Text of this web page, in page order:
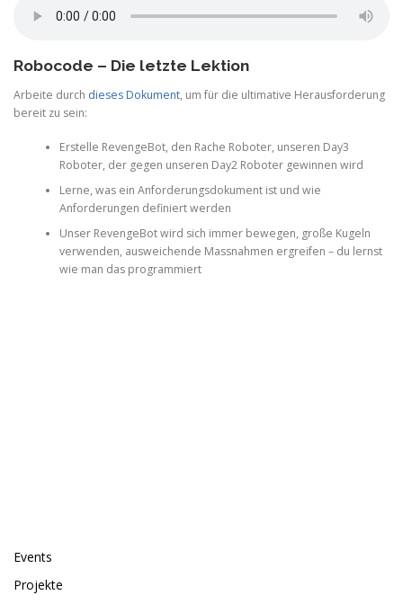
Robocode – Die letzte Lektion
Arbeite durch dieses Dokument, um für die ultimative Herausforderung
bereit zu sein:
Erstelle RevengeBot, den Rache Roboter, unseren Day3
Roboter, der gegen unseren Day2 Roboter gewinnen wird
Lerne, was ein Anforderungsdokument ist und wie
Anforderungen definiert werden
Unser RevengeBot wird sich immer bewegen, große Kugeln
verwenden, ausweichende Massnahmen ergreifen – du lernst
wie man das programmiert
Events
Projekte